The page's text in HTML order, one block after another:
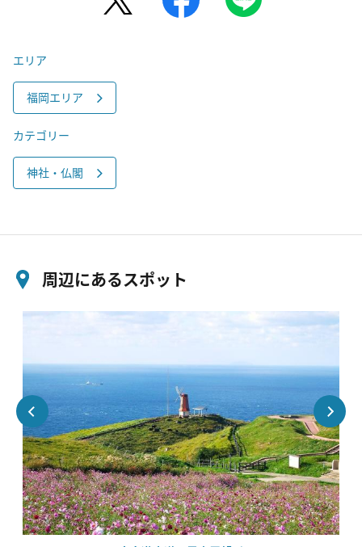
エリア
福岡エリア
カテゴリー
神社・仏閣
周辺にあるスポット